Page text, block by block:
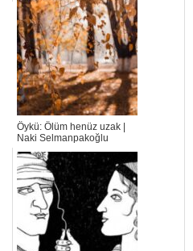
Öykü: Ölüm henüz uzak |
Naki Selmanpakoğlu